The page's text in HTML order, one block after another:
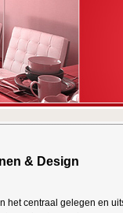
& Design
het centraal gelegen en